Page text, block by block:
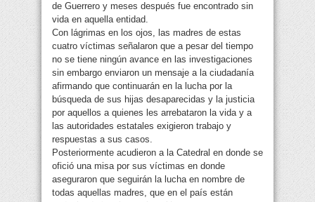
de Guerrero y meses después fue encontrado sin
vida en aquella entidad.
Con lágrimas en los ojos, las madres de estas
cuatro víctimas señalaron que a pesar del tiempo
no se tiene ningún avance en las investigaciones
sin embargo enviaron un mensaje a la ciudadanía
afirmando que continuarán en la lucha por la
búsqueda de sus hijas desaparecidas y la justicia
por aquellos a quienes les arrebataron la vida y a
las autoridades estatales exigieron trabajo y
respuestas a sus casos.
Posteriormente acudieron a la Catedral en donde se
ofició una misa por sus víctimas en donde
aseguraron que seguirán la lucha en nombre de
todas aquellas madres, que en el país están